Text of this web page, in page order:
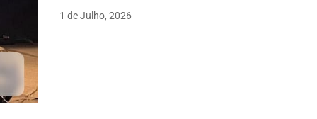
1 de Julho, 2026